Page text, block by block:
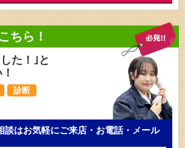
ちら！
た！｣と
診断
談はお気軽にご来店・お電話・メール